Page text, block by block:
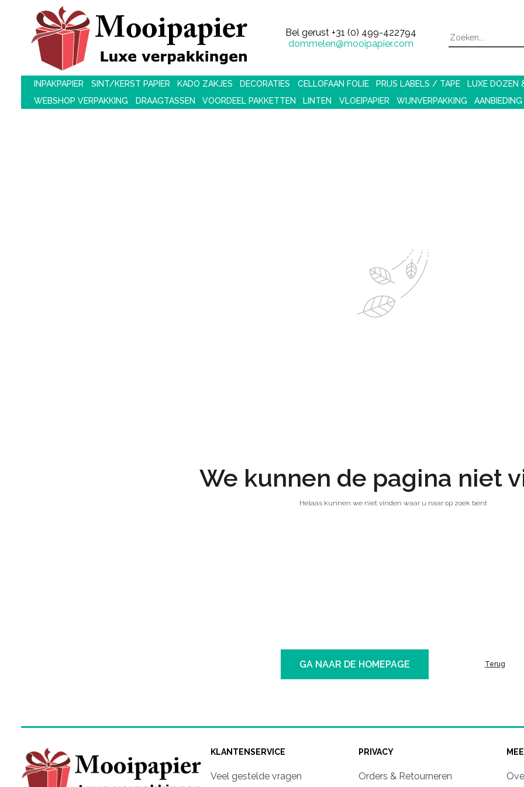
Bel gerust +31 (0) 499-422794
dommelen@mooipapier.com
INPAKPAPIER SINT/KERST PAPIER KADO ZAKJES DECORATIES CELLOFAAN FOLIE PRIJS LABELS / TAPE LUXE DOZEN
WEBSHOP VERPAKKING
DRAAGTASSEN VOORDEEL PAKKETTEN LINTEN VLOEIPAPIER WIJNVERPAKKING
We kunnen de pagina niet
Helaas kunnen we niet vinden waar u naar op zoek bent
GA NAAR DE HOMEPAGE Terug
KLANTENSERVICE
Veel gestelde vragen
PRIVACY
Orders & Retourneren